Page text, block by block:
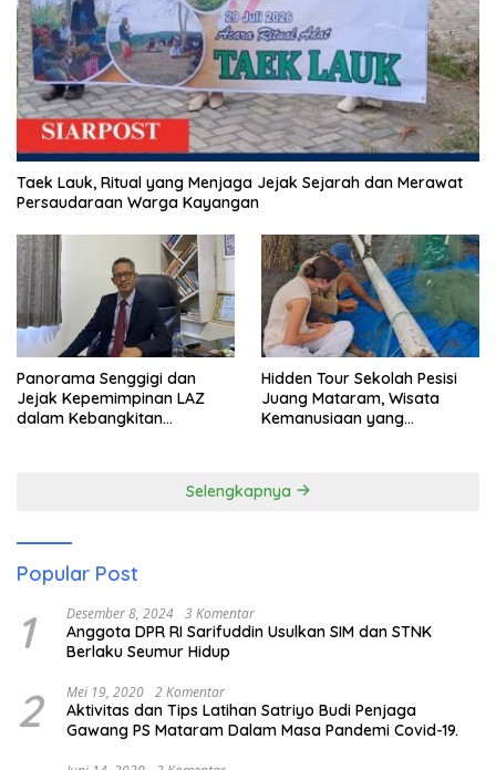
Taek Lauk, Ritual yang Menjaga Jejak Sejarah dan Merawat
Persaudaraan Warga Kayangan
Panorama Senggigi dan
Jejak Kepemimpinan LAZ
dalam Kebangkitan
Hidden Tour Sekolah Pesisi
Juang Mataram, Wisata
Kemanusiaan yang
Selengkapnya
Popular Post
1 Desember 8, 2024 3 Komentar
Anggota DPR RI Sarifuddin Usulkan SIM dan STNK
Berlaku Seumur Hidup
2 Mei 19, 2020 2 Komentar
Aktivitas dan Tips Latihan Satriyo Budi Penjaga
Gawang PS Mataram Dalam Masa Pandemi Covid-19.